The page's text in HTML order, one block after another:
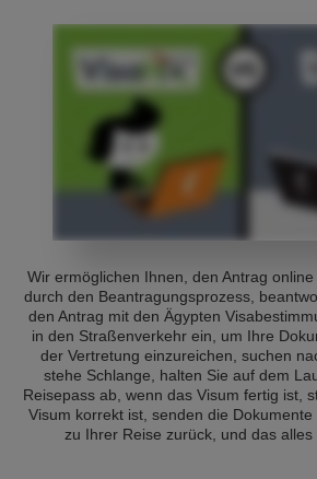
Wir ermöglichen Ihnen, den Antrag
durch den Beantragungsprozess,
den Antrag mit den Ägypten
in den Straßenverkehr ein, um Ihre
der Vertretung einzureichen, suchen
stehe Schlange, halten Sie auf dem
Reisepass ab, wenn das Visum fertig ist,
Visum korrekt ist, senden die
zu Ihrer Reise zurück, und das